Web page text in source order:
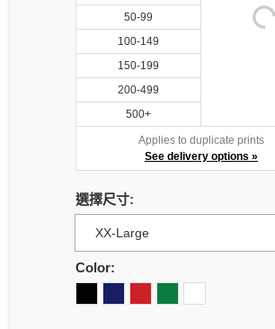
50-99
100-149
150-199
200-499
500+
Applies to duplicate prints
See delivery options »
選擇尺寸:
Color: